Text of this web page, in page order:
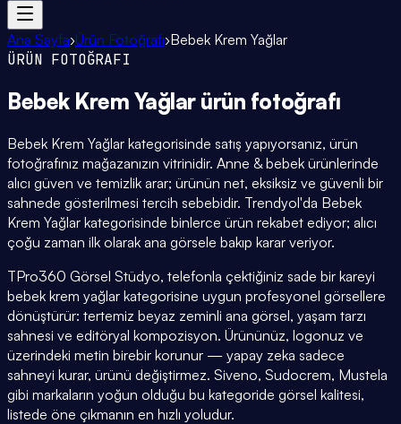
Ana Sayfa›Ürün Fotoğrafı›Bebek Krem Yağlar
ÜRÜN FOTOĞRAFI
Bebek Krem Yağlar ürün fotoğrafı
Bebek Krem Yağlar kategorisinde satış yapıyorsanız, ürün
fotoğrafınız mağazanızın vitrinidir. Anne & bebek ürünlerinde
alıcı güven ve temizlik arar; ürünün net, eksiksiz ve güvenli bir
sahnede gösterilmesi tercih sebebidir. Trendyol'da Bebek
Krem Yağlar kategorisinde binlerce ürün rekabet ediyor; alıcı
çoğu zaman ilk olarak ana görsele bakıp karar veriyor.
TPro360 Görsel Stüdyo, telefonla çektiğiniz sade bir kareyi
bebek krem yağlar kategorisine uygun profesyonel görsellere
dönüştürür: tertemiz beyaz zeminli ana görsel, yaşam tarzı
sahnesi ve editöryal kompozisyon. Ürününüz, logonuz ve
üzerindeki metin birebir korunur — yapay zeka sadece
sahneyi kurar, ürünü değiştirmez. Siveno, Sudocrem, Mustela
gibi markaların yoğun olduğu bu kategoride görsel kalitesi,
listede öne çıkmanın en hızlı yoludur.